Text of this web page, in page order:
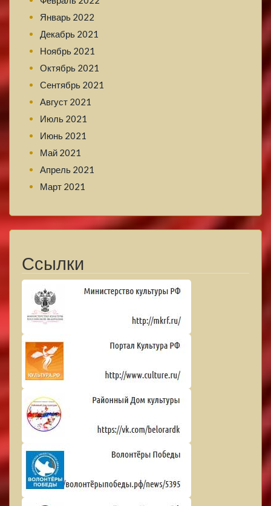
Январь 2022
Декабрь 2021
Ноябрь 2021
Октябрь 2021
Сентябрь 2021
Август 2021
Июль 2021
Июнь 2021
Май 2021
Апрель 2021
Март 2021
Ссылки